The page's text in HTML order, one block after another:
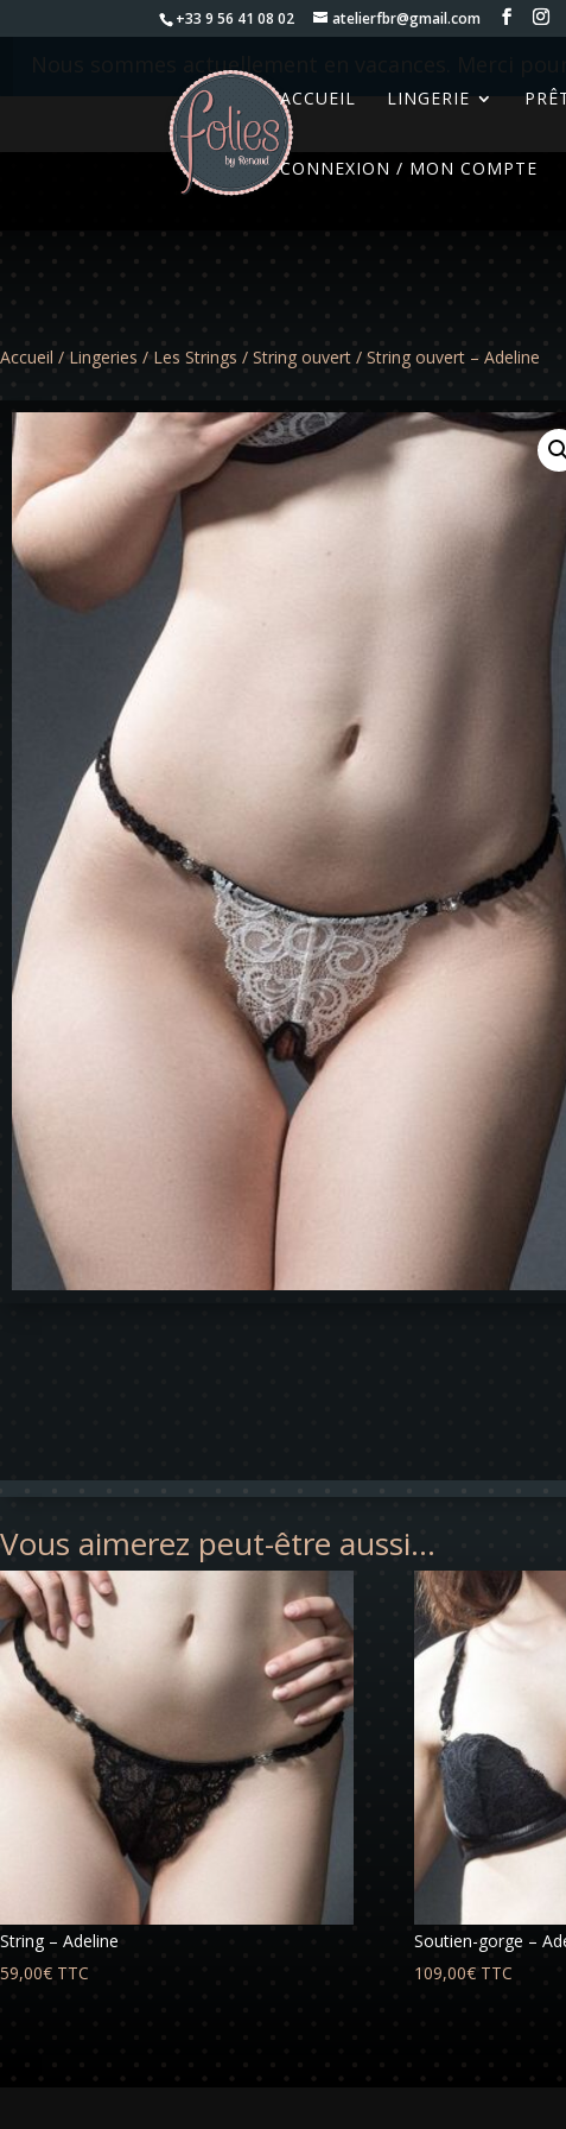
+33 9 56 41 08 02 atelierfbr@gmail.com
ACCUEIL LINGERIE
CONNEXION / MON COMPTE
Nous sommes actuellement en vacances. Merci
Accueil / Lingeries / Les Strings / String ouvert / String ouvert – Adeline
Vous aimerez peut-être aussi…
String – Adeline
59,00€ TTC
Soutien-gorge –
109,00€ TTC